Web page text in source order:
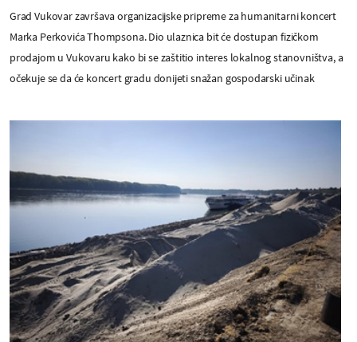
Grad Vukovar završava organizacijske pripreme za humanitarni koncert
Marka Perkovića Thompsona. Dio ulaznica bit će dostupan fizičkom
prodajom u Vukovaru kako bi se zaštitio interes lokalnog stanovništva, a
očekuje se da će koncert gradu donijeti snažan gospodarski učinak